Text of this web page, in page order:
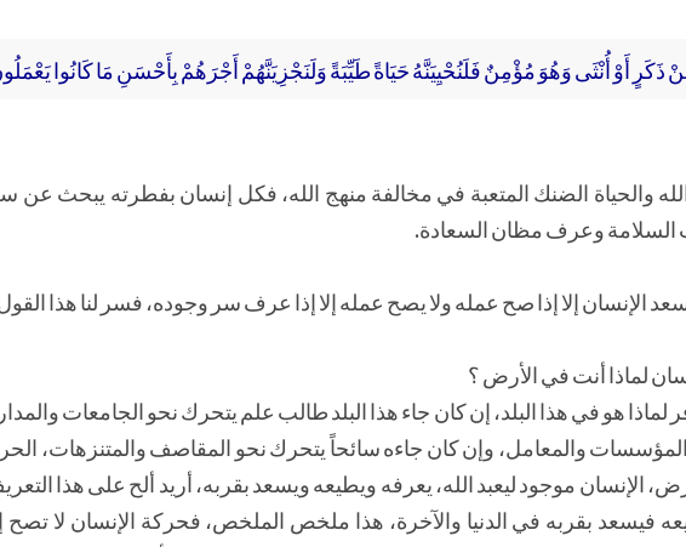
أَوْ أُنْثَى وَهُوَ مُؤْمِنٌ فَلَنُحْيِيَنَّهُ حَيَاةً طَيِّبَةً وَلَنَجْزِيَنَّهُمْ أَجْرَهُمْ بِأَحْسَنِ مَا كَانُوا يَعْمَلُونَ
والحياة الضنك المتعبة في مخالفة منهج الله، فكل إنسان بفطرته يبحث عن
وعرف مظان السعادة.
الإنسان إلا إذا صح عمله ولا يصح عمله إلا إذا عرف سر وجوده، فسر لنا هذا
لماذا أنت في الأرض ؟
هو في هذا البلد، إن كان جاء هذا البلد طالب علم يتحرك نحو الجامعات
المؤسسات والمعامل، وإن كان جاءه سائحاً يتحرك نحو المقاصف والمتنزهات،
موجود ليعبد الله، يعرفه ويطيعه ويسعد بقربه، أريد ألح على هذا
فيسعد بقربه في الدنيا والآخرة، هذا ملخص الملخص، فحركة الإنسان لا تصح